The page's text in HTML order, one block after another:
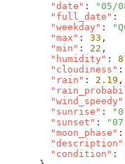
        "date"
: "05/
        "full_date"
:
        "weekday"
:
        "max"
: 33
        "min"
: 22
        "humidity"
:
        "cloudiness"
:
        "rain"
: 2.19
        "wind_speedy"
        "sunrise"
:
        "sunset"
:
        "moon_phase"
:
        "description"
        "condition"
: